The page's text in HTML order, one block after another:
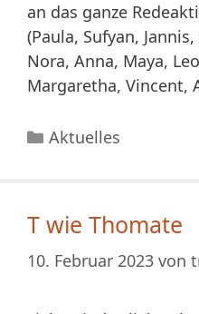
an das ganze
(Paula, Sufyan,
Nora, Anna, Maya,
Margaretha, Vincent,
Kategorien
Aktuelles
T wie Thomate
10. Februar 2023 von